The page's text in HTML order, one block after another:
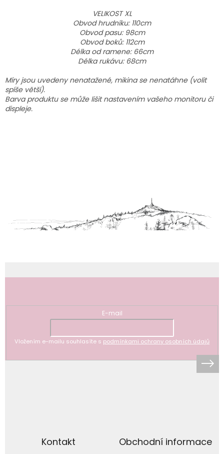
VELIKOST XL
Obvod hrudníku: 110cm
Obvod pasu: 98cm
Obvod boků: 112cm
Délka od ramene: 66cm
Délka rukávu: 68cm
Míry jsou uvedeny nenatažené, mikina se nenatáhne (volit
spíše větší).
Barva produktu se může lišit nastavením vašeho monitoru či
displeje.
E-mail
Vložením e-mailu souhlasíte s podmínkami ochrany osobních údajů
Kontakt Obchodní informace